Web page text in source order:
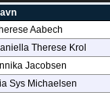
Aabech
Therese Krol
Jacobsen
Sys Michaelsen